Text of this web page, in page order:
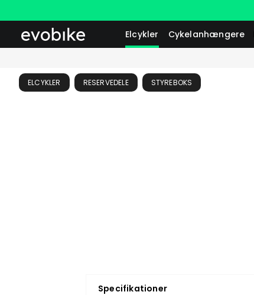
Elcykler Cykelanhængere
ELCYKLER RESERVEDELE STYREBOKS
Specifikationer